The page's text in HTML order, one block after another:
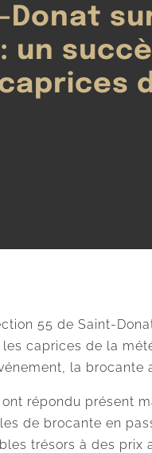
Donat
un
55 de Saint-
caprices de la
la brocante
répondu présent
de brocante en
trésors à des prix